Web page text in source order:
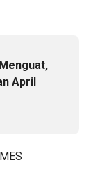
April